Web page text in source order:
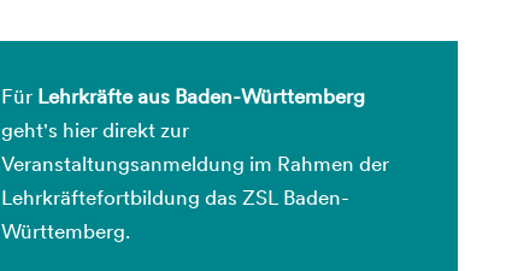
Für Lehrkräfte aus Baden-Württemberg
geht's hier direkt zur
Veranstaltungsanmeldung im Rahmen der
Lehrkräftefortbildung das ZSL Baden-
Württemberg.